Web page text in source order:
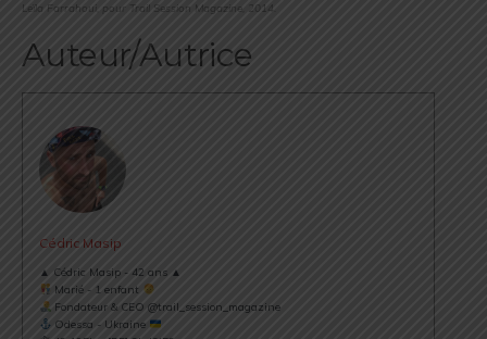
Leïla Farrahoui, pour Trail Session Magazine, 2014.
Auteur/Autrice
Cédric Masip
▲ Cédric Masip - 42 ans ▲
Marié - 1 enfant
Fondateur & CEO @trail_session_magazine
Odessa - Ukraine